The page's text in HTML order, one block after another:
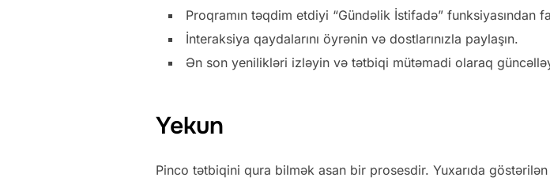
Proqramın təqdim etdiyi “Gündəlik İstifadə” funksiyasından
İnteraksiya qaydalarını öyrənin və dostlarınızla paylaşın.
Ən son yenilikləri izləyin və tətbiqi mütəmadi olaraq
Yekun
Pinco tətbiqini qura bilmək asan bir prosesdir. Yuxarıda